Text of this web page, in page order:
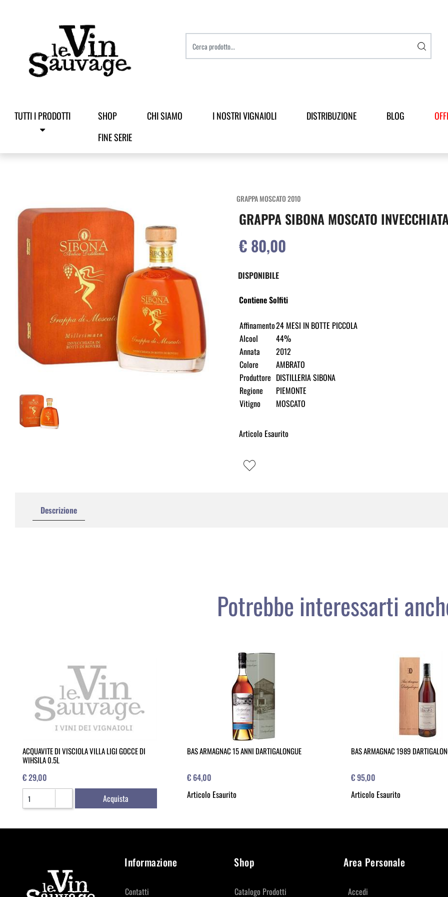
TUTTI I PRODOTTI SHOP CHI SIAMO I NOSTRI VIGNAIOLI DISTRIBUZIONE BLOG
FINE SERIE
GRAPPA MOSCATO 2010
GRAPPA SIBONA MOSCATO
€ 80,00
DISPONIBILE
Contiene Solfiti
Affinamento24 MESI IN BOTTE PICCOLA
Alcool
44%
Annata
2012
Colore
AMBRATO
Produttore DISTILLERIA SIBONA
Regione
PIEMONTE
Vitigno
MOSCATO
Articolo Esaurito
Descrizione
Potrebbe interessarti
ACQUAVITE DI VISCIOLA VILLA LIGI GOCCE DI
WIHSILA 0.5L
€ 29,00
Quantità
Acquista
BAS ARMAGNAC 15 ANNI DARTIGALONGUE
€ 64,00
Articolo Esaurito
BAS ARMAGNAC 1989
€ 95,00
Articolo Esaurito
Informazione
Contatti
Shop
Catalogo Prodotti
Area Personale
Accedi